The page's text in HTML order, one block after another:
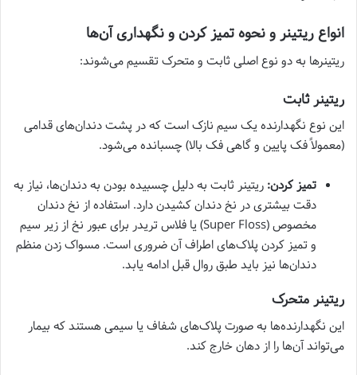
انواع ریتینر و نحوه تمیز کردن و نگهداری آن‌ها
ریتینرها به دو نوع اصلی ثابت و متحرک تقسیم می‌شوند:
ریتینر ثابت
این نوع نگهدارنده یک سیم نازک است که در پشت دندان‌های قدامی
(معمولاً فک پایین و گاهی فک بالا) چسبانده می‌شود.
تمیز کردن: ریتینر ثابت به دلیل چسبیده بودن به دندان‌ها، نیاز به
دقت بیشتری در نخ دندان کشیدن دارد. استفاده از نخ دندان
مخصوص (Super Floss) یا فلاس تریدر برای عبور نخ از زیر سیم
و تمیز کردن پلاک‌های اطراف آن ضروری است. مسواک زدن منظم
دندان‌ها نیز باید طبق روال قبل ادامه یابد.
ریتینر متحرک
این نگهدارنده‌ها به صورت پلاک‌های شفاف یا سیمی هستند که بیمار
می‌تواند آن‌ها را از دهان خارج کند.